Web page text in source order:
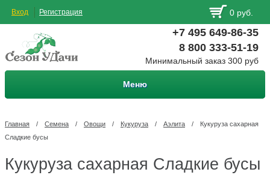
Вход Регистрация 0 руб.
+7 495 649-86-35
8 800 333-51-19
Минимальный заказ 300 руб
Меню
Главная / Семена / Овощи / Кукуруза / Аэлита /
Кукуруза сахарная
Сладкие бусы
Кукуруза сахарная Сладкие бусы